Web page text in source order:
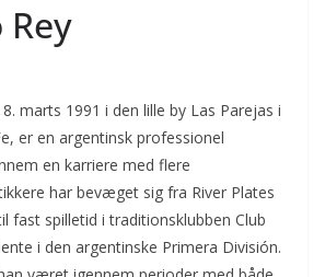
Rey
marts 1991 i den lille by Las Parejas i
er en argentinsk professionel
en karriere med flere
har bevæget sig fra River Plates
fast spilletid i traditionsklubben Club
i den argentinske Primera División.